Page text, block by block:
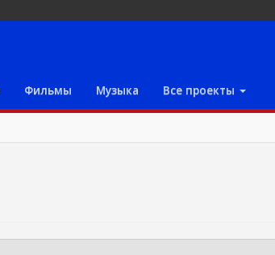
Фильмы Музыка Все проекты